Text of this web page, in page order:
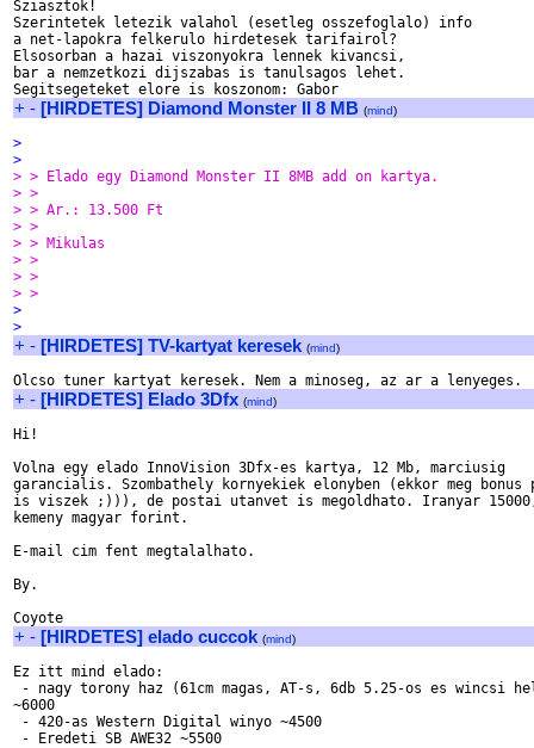
Sziasztok!
Szerintetek letezik valahol (esetleg osszefoglalo) info
a net-lapokra felkerulo hirdetesek tarifairol?
Elsosorban a hazai viszonyokra lennek kivancsi,
bar a nemzetkozi dijszabas is tanulsagos lehet.
+ - [HIRDETES] Diamond Monster II 8 MB (mind)
>
>
> > Elado egy Diamond Monster II 8MB add on kartya.
> >
> > Ar.: 13.500 Ft
> >
> > Mikulas
> >
> >
> >
>
>
+ - [HIRDETES] TV-kartyat keresek (mind)
+ - [HIRDETES] Elado 3Dfx (mind)
Hi!
Volna egy elado InnoVision 3Dfx-es kartya, 12 Mb, marciusig
garancialis. Szombathely kornyekiek elonyben (ekkor meg bonus
is viszek ;))), de postai utanvet is megoldhato. Iranyar
kemeny magyar forint.
E-mail cim fent megtalalhato.
By.
+ - [HIRDETES] elado cuccok (mind)
Ez itt mind elado:
- nagy torony haz (61cm magas, AT-s, 6db 5.25-os es wincsi
~6000
- 420-as Western Digital winyo ~4500
- Eredeti SB AWE32 ~5500